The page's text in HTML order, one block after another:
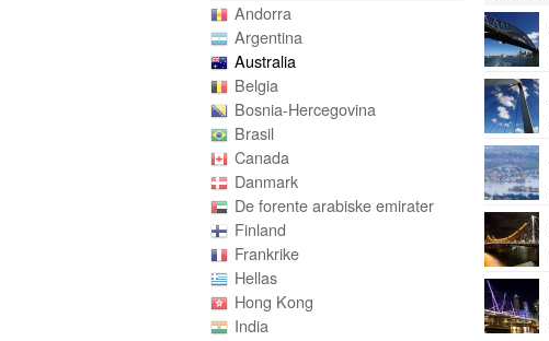
Andorra
Argentina
Australia
Belgia
Bosnia-Hercegovina
Brasil
Canada
Danmark
De forente arabiske emirater
Finland
Frankrike
Hellas
Hong Kong
India